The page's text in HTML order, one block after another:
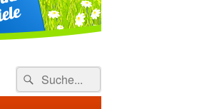
Search
for:
Suche